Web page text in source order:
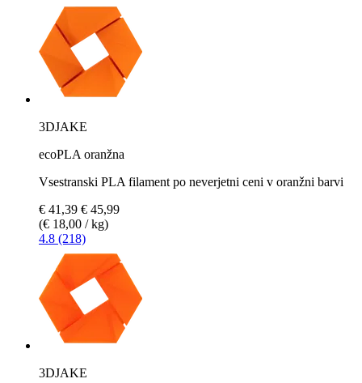
3DJAKE
ecoPLA oranžna
Vsestranski PLA filament po neverjetni ceni v oranžni barvi
€ 41,39 € 45,99
(€ 18,00 / kg)
4.8 (218)
3DJAKE